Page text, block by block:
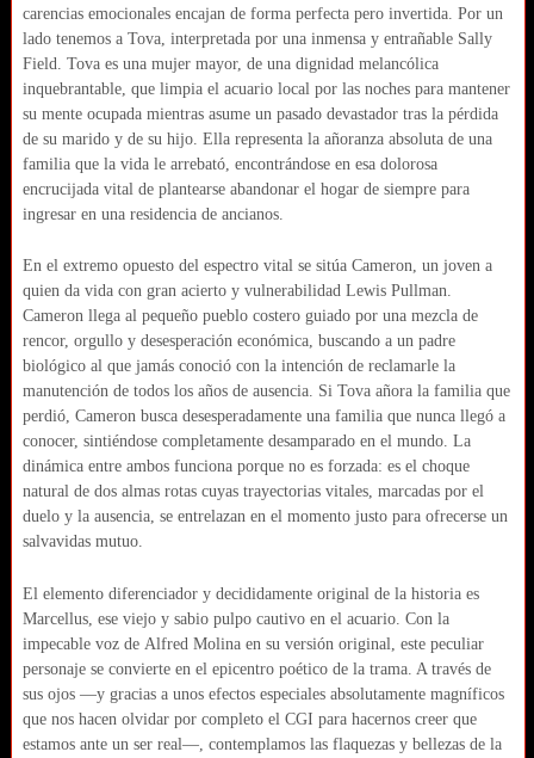
carencias emocionales encajan de forma perfecta pero invertida. Por un
lado tenemos a Tova, interpretada por una inmensa y entrañable Sally
Field. Tova es una mujer mayor, de una dignidad melancólica
inquebrantable, que limpia el acuario local por las noches para mantener
su mente ocupada mientras asume un pasado devastador tras la pérdida
de su marido y de su hijo. Ella representa la añoranza absoluta de una
familia que la vida le arrebató, encontrándose en esa dolorosa
encrucijada vital de plantearse abandonar el hogar de siempre para
ingresar en una residencia de ancianos.
En el extremo opuesto del espectro vital se sitúa Cameron, un joven a
quien da vida con gran acierto y vulnerabilidad Lewis Pullman.
Cameron llega al pequeño pueblo costero guiado por una mezcla de
rencor, orgullo y desesperación económica, buscando a un padre
biológico al que jamás conoció con la intención de reclamarle la
manutención de todos los años de ausencia. Si Tova añora la familia que
perdió, Cameron busca desesperadamente una familia que nunca llegó a
conocer, sintiéndose completamente desamparado en el mundo. La
dinámica entre ambos funciona porque no es forzada: es el choque
natural de dos almas rotas cuyas trayectorias vitales, marcadas por el
duelo y la ausencia, se entrelazan en el momento justo para ofrecerse un
salvavidas mutuo.
El elemento diferenciador y decididamente original de la historia es
Marcellus, ese viejo y sabio pulpo cautivo en el acuario. Con la
impecable voz de Alfred Molina en su versión original, este peculiar
personaje se convierte en el epicentro poético de la trama. A través de
sus ojos —y gracias a unos efectos especiales absolutamente magníficos
que nos hacen olvidar por completo el CGI para hacernos creer que
estamos ante un ser real—, contemplamos las flaquezas y bellezas de la